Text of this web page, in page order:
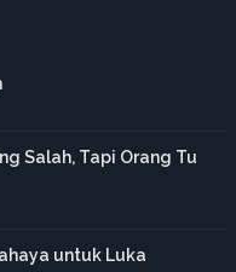
Salah, Tapi Orang Tu
untuk Luka